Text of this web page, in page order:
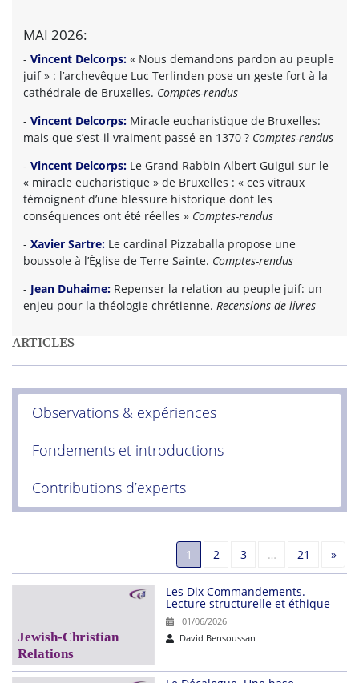
MAI 2026:
- Vincent Delcorps: « Nous demandons pardon au peuple
juif » : l’archevêque Luc Terlinden pose un geste fort à la
cathédrale de Bruxelles. Comptes-rendus
- Vincent Delcorps: Miracle eucharistique de Bruxelles:
mais que s’est-il vraiment passé en 1370 ? Comptes-rendus
- Vincent Delcorps: Le Grand Rabbin Albert Guigui sur le
« miracle eucharistique » de Bruxelles : « ces vitraux
témoignent d’une blessure historique dont les
conséquences ont été réelles » Comptes-rendus
- Xavier Sartre: Le cardinal Pizzaballa propose une
boussole à l’Église de Terre Sainte. Comptes-rendus
- Jean Duhaime: Repenser la relation au peuple juif: un
enjeu pour la théologie chrétienne. Recensions de livres
ARTICLES
Observations & expériences
Fondements et introductions
Contributions d’experts
1 2 3 … 21 »
Les Dix Commandements.
Lecture structurelle et éthique
01/06/2026
David Bensoussan